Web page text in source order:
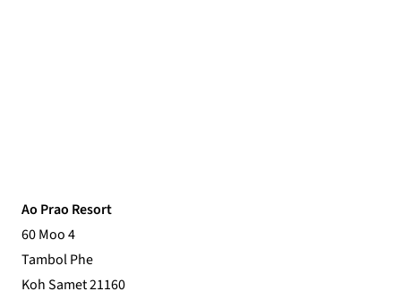
Ao Prao Resort
60 Moo 4
Tambol Phe
Koh Samet 21160